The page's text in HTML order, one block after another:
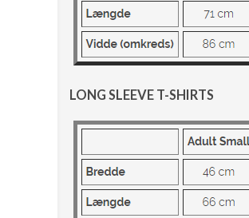
LONG SLEEVE T-SHIRTS